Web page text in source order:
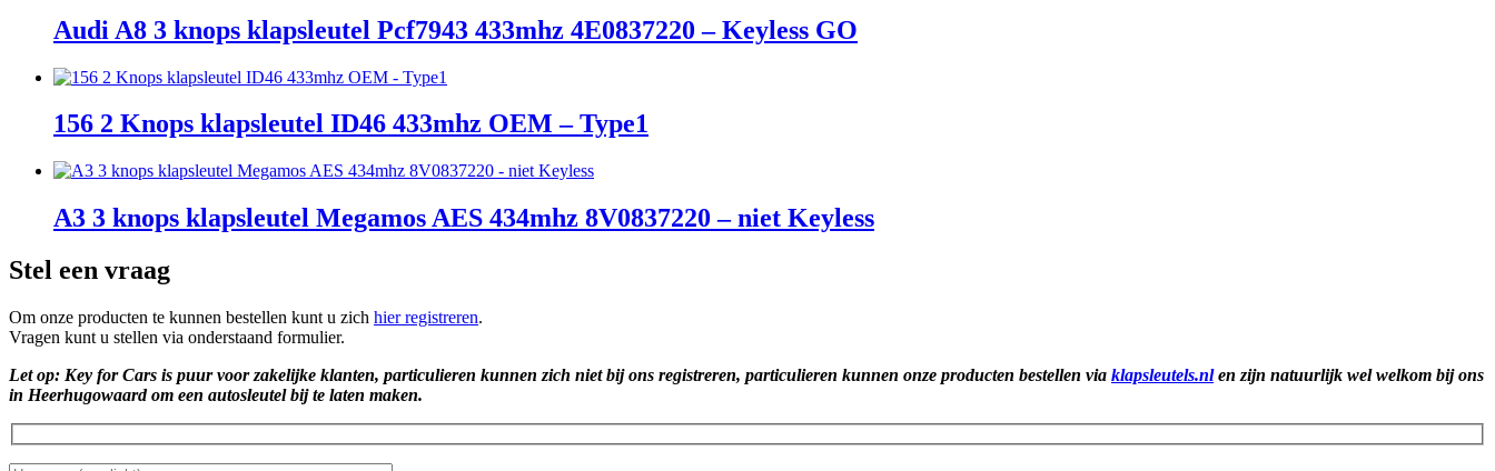
Audi A8 3 knops klapsleutel Pcf7943 433mhz 4E0837220 – Keyless GO
156 2 Knops klapsleutel ID46 433mhz OEM – Type1
A3 3 knops klapsleutel Megamos AES 434mhz 8V0837220 – niet Keyless
Stel een vraag
Om onze producten te kunnen bestellen kunt u zich hier registreren.
Vragen kunt u stellen via onderstaand formulier.
Let op: Key for Cars is puur voor zakelijke klanten, particulieren kunnen zich niet bij ons registreren, particulieren kunnen onze producten bestellen via klapsleutels.nlen zijn natuurlijk wel welkom bij ons
in Heerhugowaard om een autosleutel bij te laten maken.